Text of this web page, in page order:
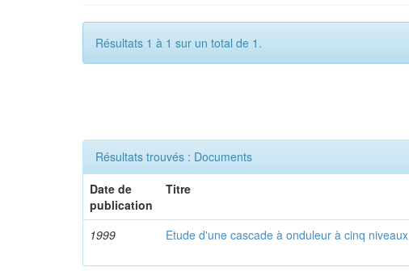
Résultats 1 à 1 sur un total de 1.
Résultats trouvés : Documents
Date de
publication
Titre
1999 Etude d'une cascade à onduleur à cinq niveaux